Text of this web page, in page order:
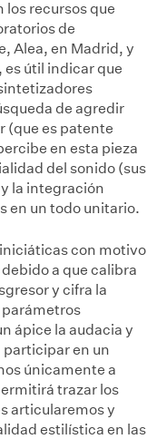
los recursos que
de
Alea, en Madrid, y
es útil indicar que
de agredir
(que es patente
en esta pieza
del sonido (sus
la integración
en un todo unitario.
con motivo
a que calibra
y cifra la
parámetros
ápice la audacia y
en un
únicamente a
trazar los
articularemos y
estilística en las